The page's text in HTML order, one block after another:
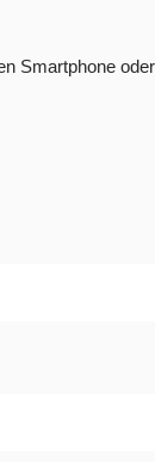
Smartphone